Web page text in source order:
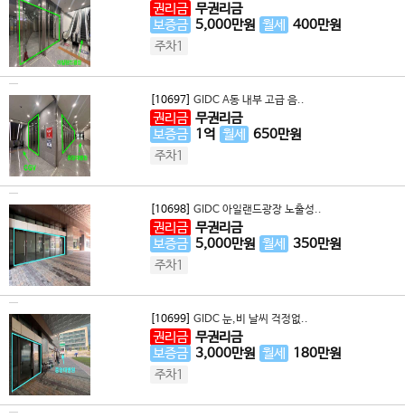
권리금 무권리금
보증금 5,000만원 월세 400만원
주차1
[10697] GIDC A동 내부 고급 음..
권리금 무권리금
보증금 1 억 월세 650만원
주차1
[10698] GIDC 아일랜드광장 노출성..
권리금 무권리금
보증금 5,000만원 월세 350만원
주차1
[10699] GIDC 눈,비 날씨 걱정없..
권리금 무권리금
보증금 3,000만원 월세 180만원
주차1